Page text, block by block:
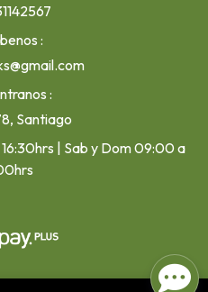
Santiago
| Sab y Dom 09:00 a